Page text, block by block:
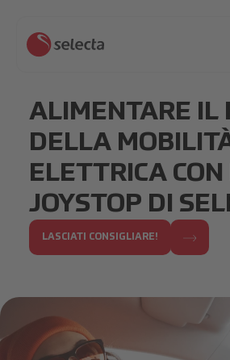
ALIMENTARE IL
DELLA
ELETTRICA CON
JOYSTOP DI
LASCIATI CONSIGLIARE!